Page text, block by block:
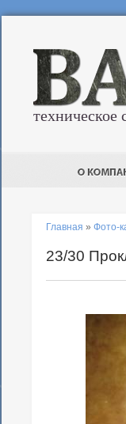
Главная » Фото-
23/30